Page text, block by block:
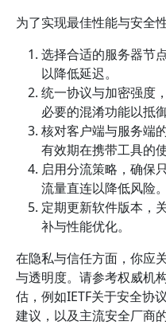
为了实现最佳性能与安全
选择合适的服务器节
以降低延迟。
统一协议与加密强度
必要的混淆功能以抵
核对客户端与服务端
有效期在携带工具的
启用分流策略，确保
流量直连以降低风险。
定期更新软件版本，
补与性能优化。
在隐私与信任方面，你应
与透明度。请参考权威机
估，例如IETF关于安全协
建议，以及主流安全厂商